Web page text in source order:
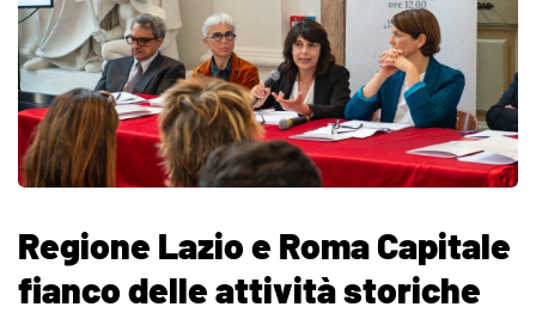
Regione Lazio e Roma Capitale
fianco delle attività storiche